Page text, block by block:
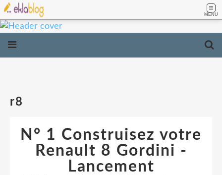
MENU
r8
N° 1 Construisez votre
Renault 8 Gordini -
Lancement